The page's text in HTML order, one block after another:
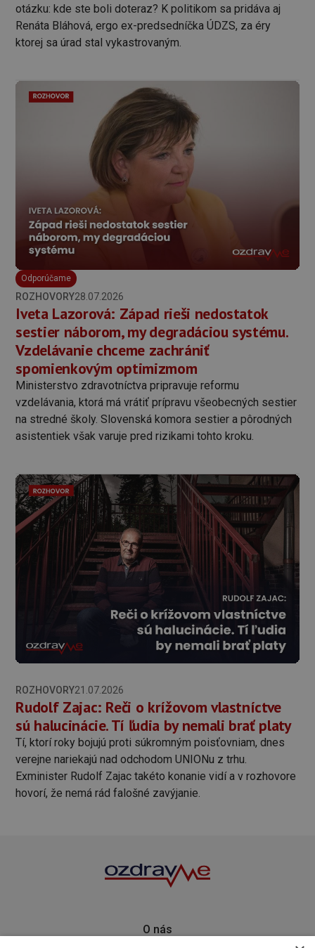
otázku: kde ste boli doteraz? K politikom sa pridáva aj
Renáta Bláhová, ergo ex-predsedníčka ÚDZS, za éry
ktorej sa úrad stal vykastrovaným.
Odporúčame
ROZHOVORY28.07.2026
Iveta Lazorová: Západ rieši nedostatok
sestier náborom, my degradáciou systému.
Vzdelávanie chceme zachrániť
spomienkovým optimizmom
Ministerstvo zdravotníctva pripravuje reformu
vzdelávania, ktorá má vrátiť prípravu všeobecných sestier
na stredné školy. Slovenská komora sestier a pôrodných
asistentiek však varuje pred rizikami tohto kroku.
ROZHOVORY21.07.2026
Rudolf Zajac: Reči o krížovom vlastníctve
sú halucinácie. Tí ľudia by nemali brať platy
Tí, ktorí roky bojujú proti súkromným poisťovniam, dnes
verejne nariekajú nad odchodom UNIONu z trhu.
Exminister Rudolf Zajac takéto konanie vidí a v rozhovore
hovorí, že nemá rád falošné zavýjanie.
O nás